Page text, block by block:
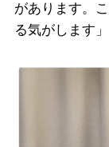
があります。
る気がします」